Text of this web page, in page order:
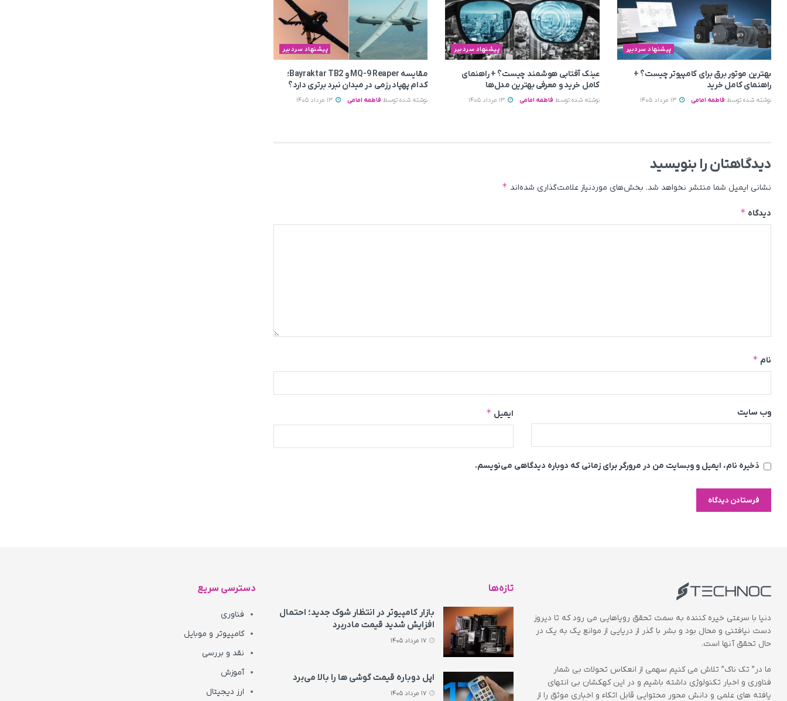
پیشنهاد سردبیر
بهترین موتور برق برای کامپیوتر چیست؟ +
راهنمای کامل خرید
نوشته شده توسط فاطمه امامی
پیشنهاد سردبیر
عینک آفتابی هوشمند چیست؟ + راهنمای
کامل خرید و معرفی بهترین مدل‌ها
نوشته شده توسط فاطمه امامی 13 مرداد 1405
پیشنهاد سردبیر
مقایسه MQ-9 Reaper و Bayraktar TB2؛
کدام پهپاد رزمی در میدان نبرد برتری دارد؟
نوشته شده توسط فاطمه امامی
دیدگاهتان را بنویسید
نشانی ایمیل شما منتشر نخواهد شد. بخش‌های موردنیاز علامت‌گذاری شده‌اند *
دیدگاه *
نام *
ایمیل * وب‌ سایت
ذخیره نام، ایمیل و وبسایت من در مرورگر برای زمانی که دوباره دیدگاهی می‌نویسم.
دنیا با سرعتی خیره کننده به سمت تحقق رویاهایی می رود که تا دیروز
دست نیافتنی و محال بود و بشر با گذر از دریایی از موانع یک به یک در
حال تحقق آنها است.
ما در” تک ناک” تلاش می کنیم سهمی از انعکاس تحولات بی شمار
فناوری و اخبار تکنولوژی داشته باشیم و در این کهکشان بی انتهای
یافته های علمی و دانش محور محتوایی قابل اتکاء و اخباری موثق را از
تازه‌ها
بازار کامپیوتر در انتظار شوک جدید؛ احتمال
افزایش شدید قیمت مادربرد
اپل دوباره قیمت‌ گوشی ها را بالا می‌برد
دسترسی سریع
فناوری
کامپیوتر و موبایل
نقد و بررسی
آموزش
ارز دیجیتال